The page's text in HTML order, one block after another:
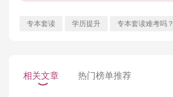
专本套读 学历提升 专本套读难考吗？
相关文章 热门榜单推荐